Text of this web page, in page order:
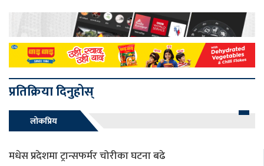
प्रतिक्रिया दिनुहोस्
लोकप्रिय
मधेस प्रदेशमा ट्रान्सफर्मर चोरीका घटना बढे